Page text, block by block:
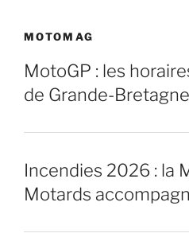
MOTOMAG
MotoGP : les
de Grande-
Incendies 2026 : la
Motards